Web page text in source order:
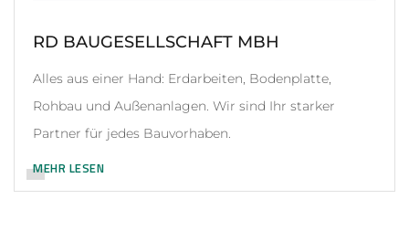
RD BAUGESELLSCHAFT MBH
Alles aus einer Hand: Erdarbeiten, Bodenplatte,
Rohbau und Außenanlagen. Wir sind Ihr starker
Partner für jedes Bauvorhaben.
MEHR LESEN